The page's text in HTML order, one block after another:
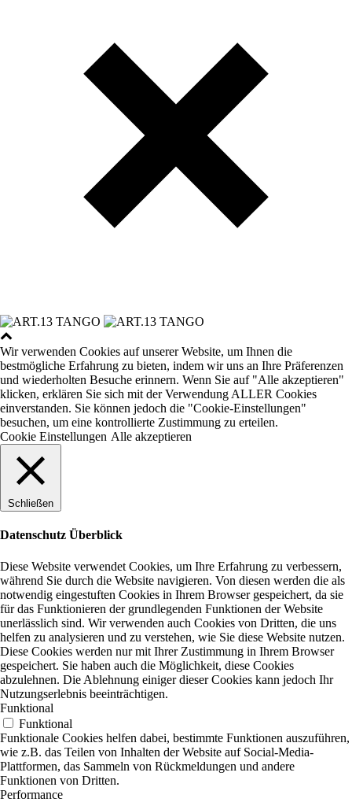
Wir verwenden Cookies auf unserer Website, um Ihnen die
bestmögliche Erfahrung zu bieten, indem wir uns an Ihre Präferenzen
und wiederholten Besuche erinnern. Wenn Sie auf "Alle akzeptieren"
klicken, erklären Sie sich mit der Verwendung ALLER Cookies
einverstanden. Sie können jedoch die "Cookie-Einstellungen"
besuchen, um eine kontrollierte Zustimmung zu erteilen.
Cookie Einstellungen Alle akzeptieren
Schließen
Datenschutz Überblick
Diese Website verwendet Cookies, um Ihre Erfahrung zu verbessern,
während Sie durch die Website navigieren. Von diesen werden die als
notwendig eingestuften Cookies in Ihrem Browser gespeichert, da sie
für das Funktionieren der grundlegenden Funktionen der Website
unerlässlich sind. Wir verwenden auch Cookies von Dritten, die uns
helfen zu analysieren und zu verstehen, wie Sie diese Website nutzen.
Diese Cookies werden nur mit Ihrer Zustimmung in Ihrem Browser
gespeichert. Sie haben auch die Möglichkeit, diese Cookies
abzulehnen. Die Ablehnung einiger dieser Cookies kann jedoch Ihr
Nutzungserlebnis beeinträchtigen.
Funktional
Funktional
Funktionale Cookies helfen dabei, bestimmte Funktionen auszuführen,
wie z.B. das Teilen von Inhalten der Website auf Social-Media-
Plattformen, das Sammeln von Rückmeldungen und andere
Funktionen von Dritten.
Performance